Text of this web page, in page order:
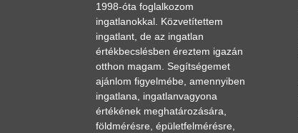
1998-óta foglalkozom
ingatlanokkal. Közvetítettem
ingatlant, de az ingatlan
értékbecslésben éreztem igazán
otthon magam. Segítségemet
ajánlom figyelmébe, amennyiben
ingatlana, ingatlanvagyona
értékének meghatározására,
földmérésre, épületfelmérésre,